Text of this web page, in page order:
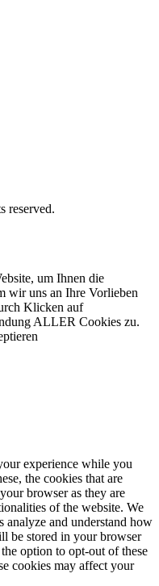
reserved.
um Ihnen die
wir uns an Ihre Vorlieben
Klicken auf
ALLER Cookies zu.
experience while you
the cookies that are
browser as they are
of the website. We
analyze and understand how
be stored in your browser
option to opt-out of these
cookies may affect your